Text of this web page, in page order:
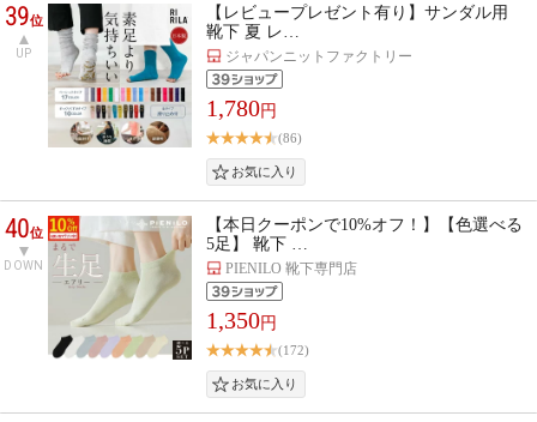
39位
UP
【レビュープレゼント有り】サンダル用
靴下 夏 レ…
ジャパンニットファクトリー
1,780円
(86)
40位
DOWN
【本日クーポンで10%オフ！】【色選べる
5足】 靴下 …
PIENILO 靴下専門店
1,350円
(172)